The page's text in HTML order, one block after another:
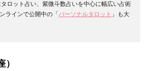
ロット占い、紫微斗数占いを中心に幅広い占術
ラインで公開中の「 パーソナルタロット 」も大